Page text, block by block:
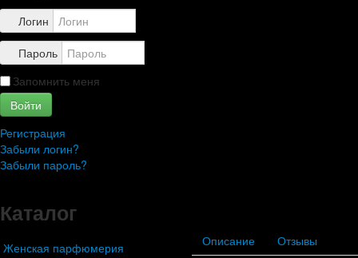
Логин
Пароль
Запомнить меня
Войти
Регистрация
Забыли логин?
Забыли пароль?
Каталог
Женская парфюмерия
Описание Отзывы